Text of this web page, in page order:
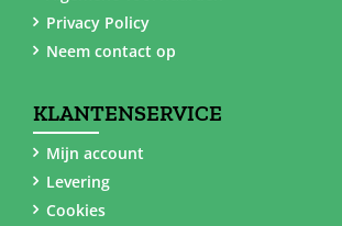
Privacy Policy
Neem contact op
KLANTENSERVICE
Mijn account
Levering
Cookies